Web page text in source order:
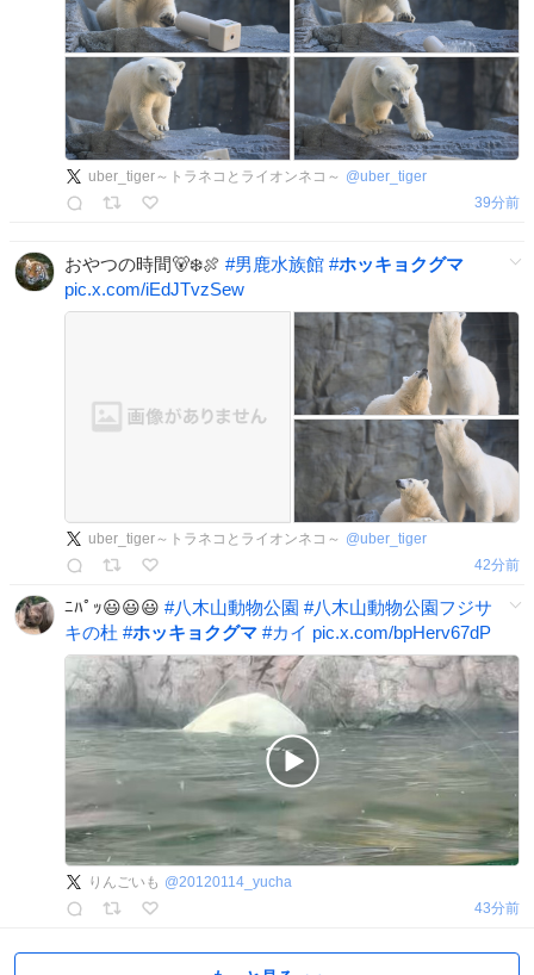
uber_tiger～トラネコとライオンネコ～ @uber_tiger
39分前
おやつの時間🐻‍❄️🍖 #男鹿水族館 #ホッキョクグマ
pic.x.com/iEdJTvzSew
uber_tiger～トラネコとライオンネコ～ @uber_tiger
42分前
ﾆﾊﾟｯ😃😃😃 #八木山動物公園 #八木山動物公園フジサ
キの杜 #ホッキョクグマ #カイ pic.x.com/bpHerv67dP
りんごいも @20120114_yucha
43分前